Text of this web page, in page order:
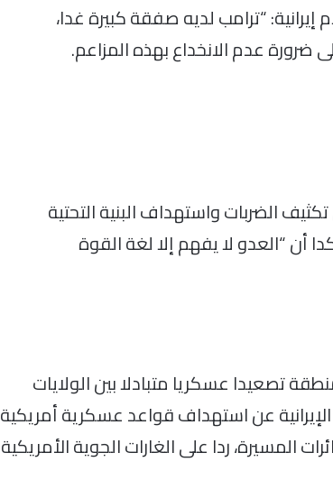
“ترامب لديه صفقة كبيرة غدا،
ضرورة عدم الانخداع بهذه المزاعم.
الضربات واستهداف البنية التحتية
أن “العدو لا يفهم إلا لغة القوة
تصعيدا عسكريا متبادلا بين الولايات
عن استهداف قواعد عسكرية أمريكية
المسيرة، ردا على الغارات الجوية الأمريكية